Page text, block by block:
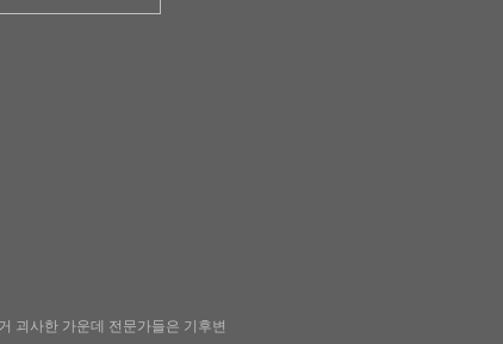
괴사한 가운데 전문가들은 기후변